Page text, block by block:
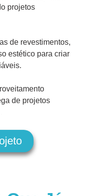
projetos
de revestimentos,
estético para criar
de projetos